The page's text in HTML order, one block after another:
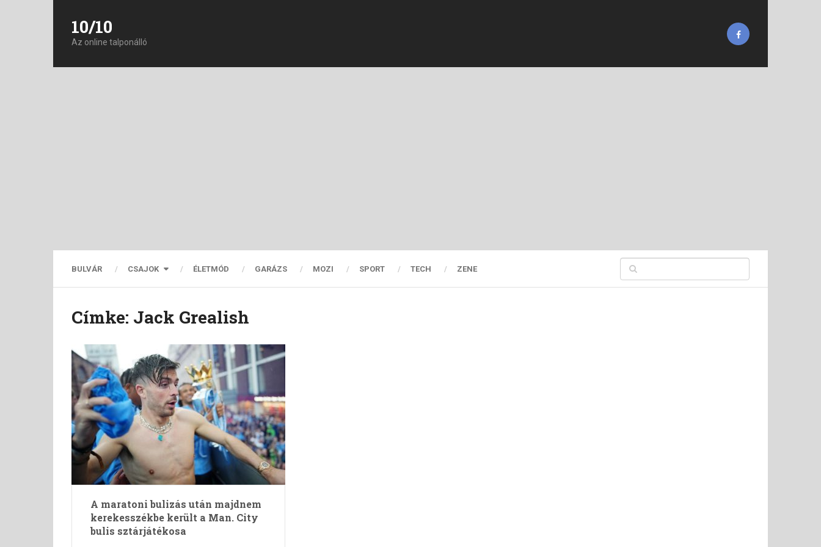
10/10
Az online talponálló
BULVÁR CSAJOK ÉLETMÓD GARÁZS MOZI SPORT TECH ZENE
Címke: Jack Grealish
A maratoni bulizás után majdnem
kerekesszékbe került a Man. City
bulis sztárjátékosa